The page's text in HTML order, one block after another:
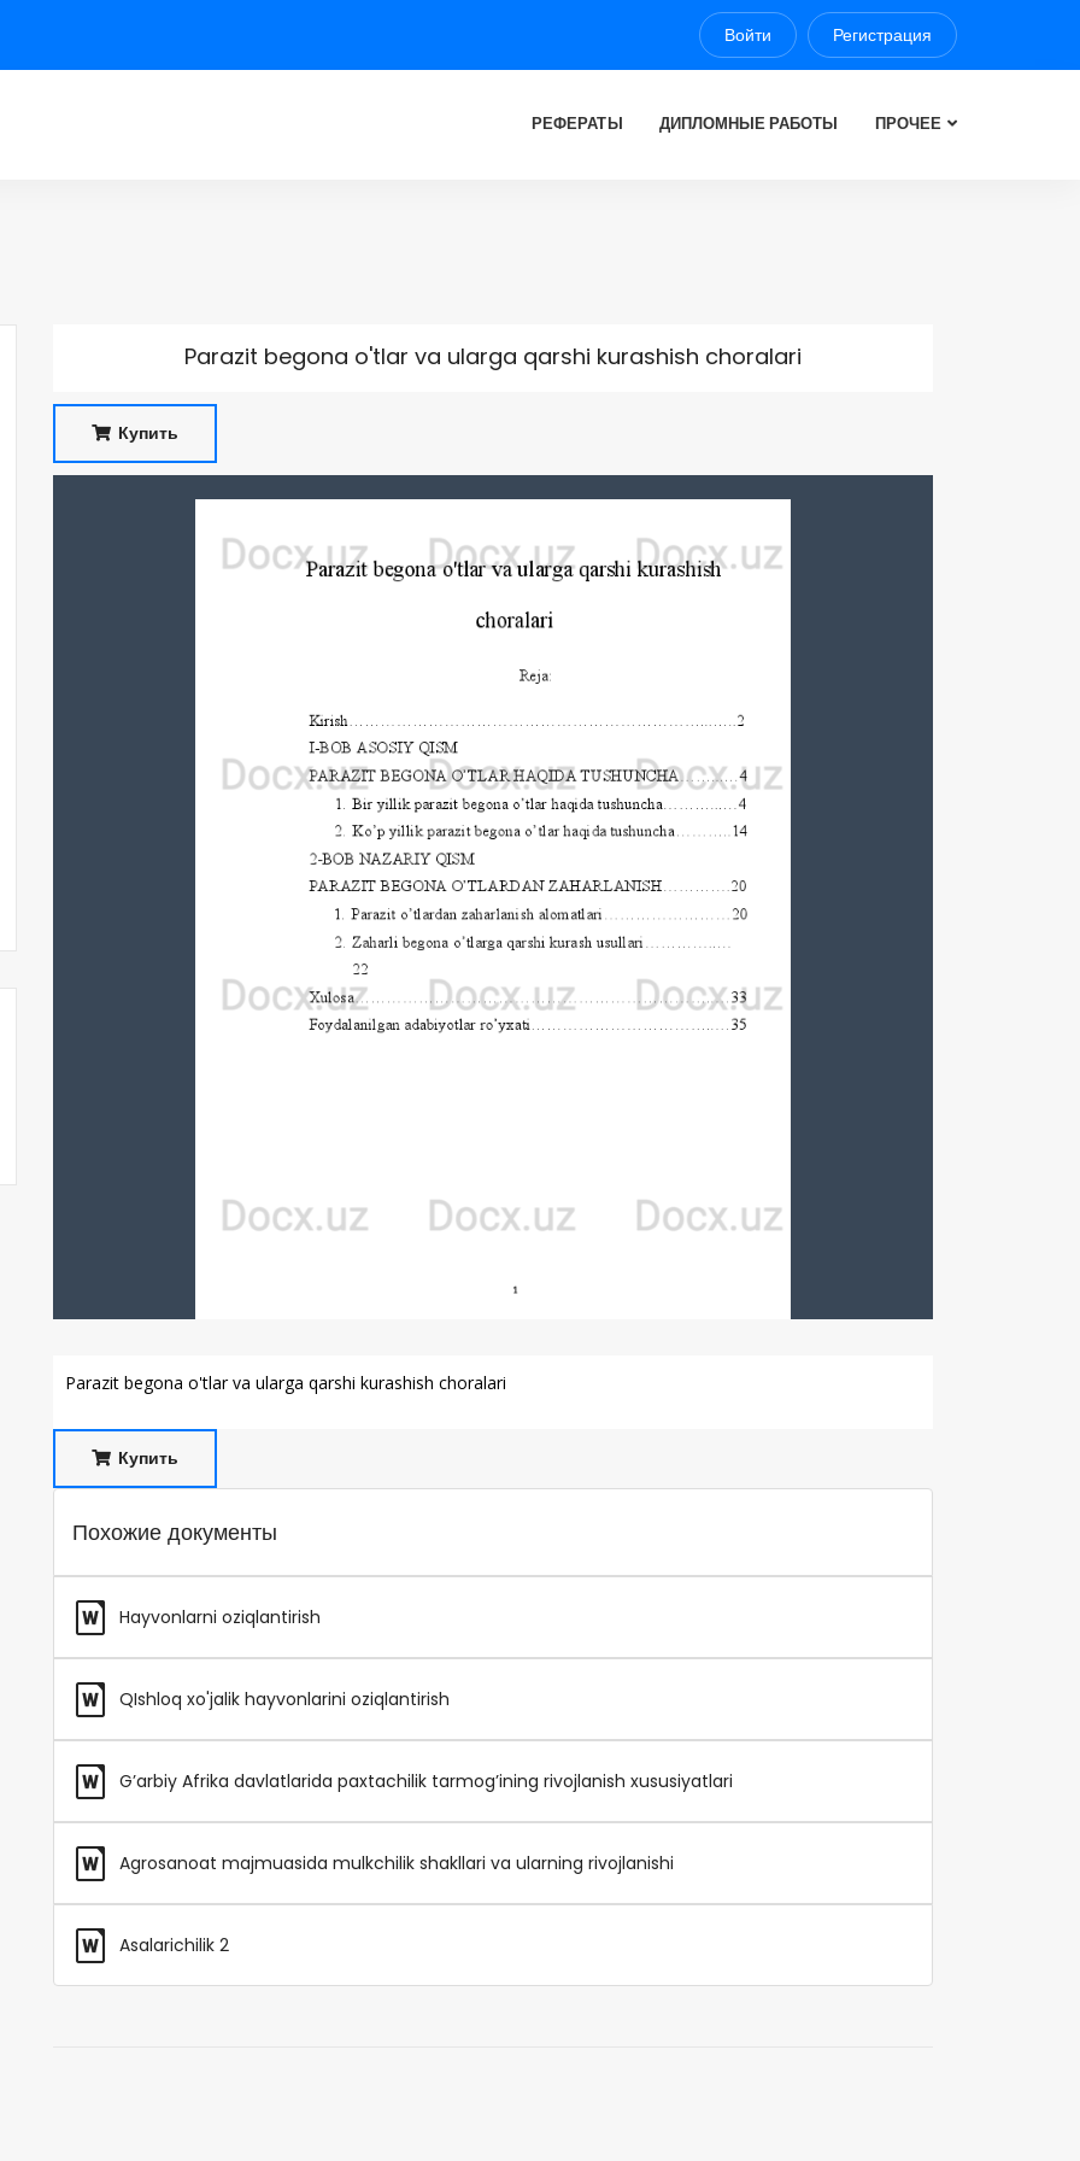
Войти Регистрация
РЕФЕРАТЫ ДИПЛОМНЫЕ РАБОТЫ ПРОЧЕЕ
Parazit begona o'tlar va ularga qarshi kurashish choralari
Купить
Parazit begona o'tlar va ularga qarshi kurashish choralari
Купить
Похожие документы
Hayvonlarni oziqlantirish
QIshloq xo'jalik hayvonlarini oziqlantirish
G’arbiy Afrika davlatlarida paxtachilik tarmog’ining rivojlanish xususiyatlari
Agrosanoat majmuasida mulkchilik shakllari va ularning rivojlanishi
Asalarichilik 2